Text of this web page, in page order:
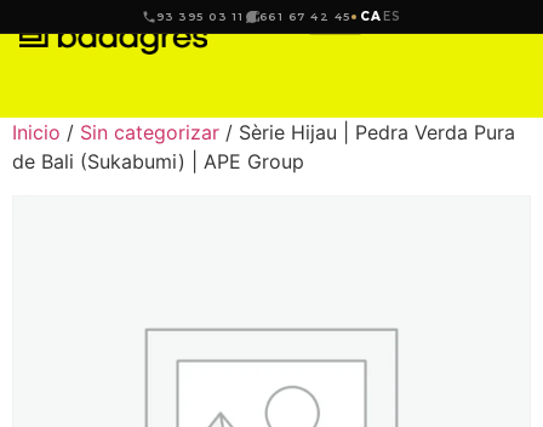
93 395 03 11 661 67 42 45 CA ES
Inicio / Sin categorizar / Sèrie Hijau | Pedra Verda Pura
de Bali (Sukabumi) | APE Group